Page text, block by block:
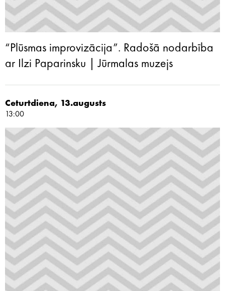
“Plūsmas improvizācija”. Radošā nodarbība
ar Ilzi Paparinsku | Jūrmalas muzejs
Ceturtdiena, 13.augusts
13:00